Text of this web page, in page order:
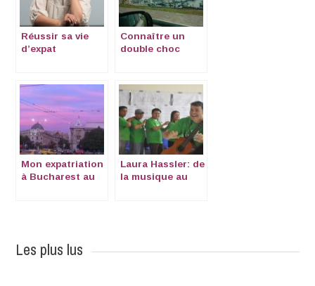
Réussir sa vie
d’expat
Connaître un
double choc
Mon expatriation
à Bucharest au
Laura Hassler: de
la musique au
Les plus lus